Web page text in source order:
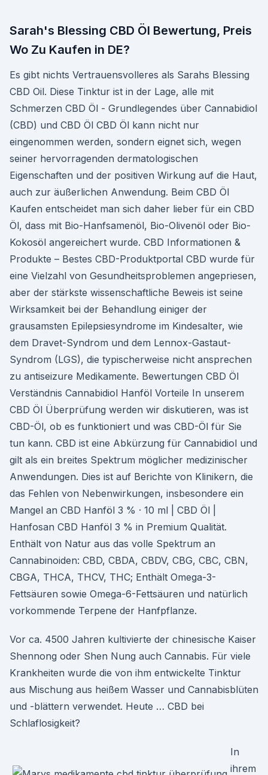
Sarah's Blessing CBD Öl Bewertung, Preis
Wo Zu Kaufen in DE?
Es gibt nichts Vertrauensvolleres als Sarahs Blessing
CBD Oil. Diese Tinktur ist in der Lage, alle mit
Schmerzen CBD Öl - Grundlegendes über Cannabidiol
(CBD) und CBD Öl CBD Öl kann nicht nur
eingenommen werden, sondern eignet sich, wegen
seiner hervorragenden dermatologischen
Eigenschaften und der positiven Wirkung auf die Haut,
auch zur äußerlichen Anwendung. Beim CBD Öl
Kaufen entscheidet man sich daher lieber für ein CBD
Öl, dass mit Bio-Hanfsamenöl, Bio-Olivenöl oder Bio-
Kokosöl angereichert wurde. CBD Informationen &
Produkte – Bestes CBD-Produktportal CBD wurde für
eine Vielzahl von Gesundheitsproblemen angepriesen,
aber der stärkste wissenschaftliche Beweis ist seine
Wirksamkeit bei der Behandlung einiger der
grausamsten Epilepsiesyndrome im Kindesalter, wie
dem Dravet-Syndrom und dem Lennox-Gastaut-
Syndrom (LGS), die typischerweise nicht ansprechen
zu antiseizure Medikamente. Bewertungen CBD Öl
Verständnis Cannabidiol Hanföl Vorteile In unserem
CBD Öl Überprüfung werden wir diskutieren, was ist
CBD-Öl, ob es funktioniert und was CBD-Öl für Sie
tun kann. CBD ist eine Abkürzung für Cannabidiol und
gilt als ein breites Spektrum möglicher medizinischer
Anwendungen. Dies ist auf Berichte von Klinikern, die
das Fehlen von Nebenwirkungen, insbesondere ein
Mangel an CBD Hanföl 3 % · 10 ml | CBD Öl |
Hanfosan CBD Hanföl 3 % in Premium Qualität.
Enthält von Natur aus das volle Spektrum an
Cannabinoiden: CBD, CBDA, CBDV, CBG, CBC, CBN,
CBGA, THCA, THCV, THC; Enthält Omega-3-
Fettsäuren sowie Omega-6-Fettsäuren und natürlich
vorkommende Terpene der Hanfpflanze.
Vor ca. 4500 Jahren kultivierte der chinesische Kaiser
Shennong oder Shen Nung auch Cannabis. Für viele
Krankheiten wurde die von ihm entwickelte Tinktur
aus Mischung aus heißem Wasser und Cannabisblüten
und -blättern verwendet. Heute … CBD bei
Schlaflosigkeit?
In
ihrem